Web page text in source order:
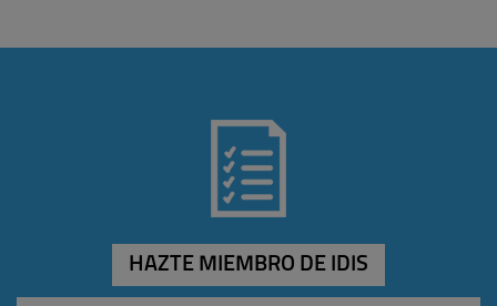
HAZTE MIEMBRO DE IDIS